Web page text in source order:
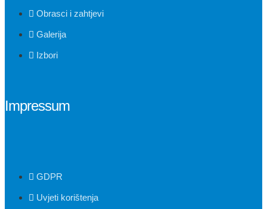
Obrasci i zahtjevi
Galerija
Izbori
Impressum
GDPR
Uvjeti korištenja